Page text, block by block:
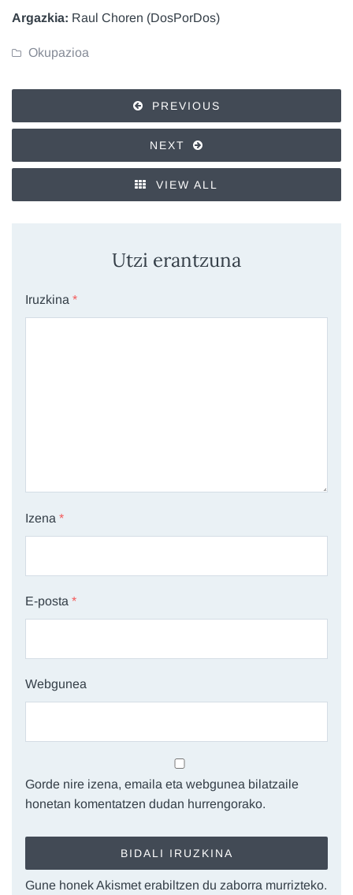
Argazkia: Raul Choren (DosPorDos)
Okupazioa
PREVIOUS
NEXT
VIEW ALL
Utzi erantzuna
Iruzkina *
Izena *
E-posta *
Webgunea
Gorde nire izena, emaila eta webgunea bilatzaile
honetan komentatzen dudan hurrengorako.
Gune honek Akismet erabiltzen du zaborra murrizteko.